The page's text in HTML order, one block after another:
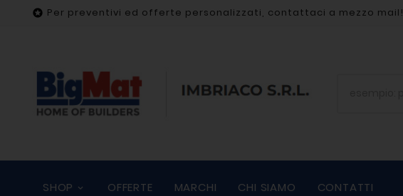
 Per preventivi ed offerte personalizzati, contattaci a mezzo mail!
SHOP OFFERTE MARCHI CHI SIAMO CONTATTI